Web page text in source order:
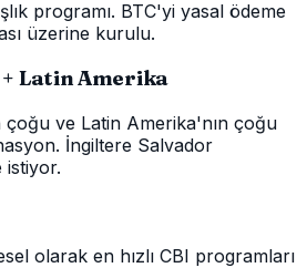
programı. BTC'yi yasal ödeme
üzerine kurulu.
+ Latin Amerika
ve Latin Amerika'nın çoğu
İngiltere Salvador
istiyor.
olarak en hızlı CBI programları